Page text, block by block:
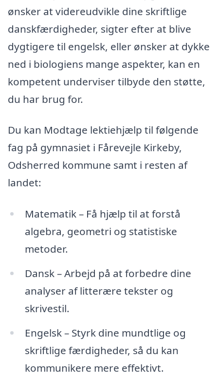
ønsker at videreudvikle dine skriftlige
danskfærdigheder, sigter efter at blive
dygtigere til engelsk, eller ønsker at dykke
ned i biologiens mange aspekter, kan en
kompetent underviser tilbyde den støtte,
du har brug for.
Du kan Modtage lektiehjælp til følgende
fag på gymnasiet i Fårevejle Kirkeby,
Odsherred kommune samt i resten af
landet:
Matematik – Få hjælp til at forstå
algebra, geometri og statistiske
metoder.
Dansk – Arbejd på at forbedre dine
analyser af litterære tekster og
skrivestil.
Engelsk – Styrk dine mundtlige og
skriftlige færdigheder, så du kan
kommunikere mere effektivt.